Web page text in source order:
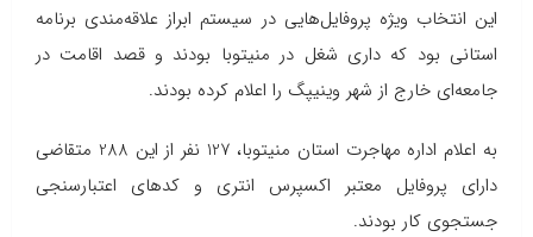
این انتخاب ویژه پروفایل‌هایی در سیستم ابراز علاقه‌مندی برنامه
استانی بود که داری شغل در منیتوبا بودند و قصد اقامت در
جامعه‌ای خارج از شهر وینیپگ را اعلام کرده بودند.
به اعلام اداره مهاجرت استان منیتوبا، 127 نفر از این 288 متقاضی
دارای پروفایل معتبر اکسپرس انتری و کدهای اعتبارسنجی
جستجوی کار بودند.